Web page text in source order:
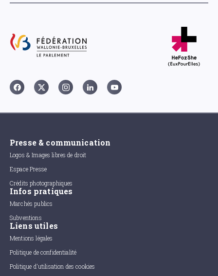
Presse & communication
Logos & Images libres de droit
Espace Presse
Crédits photographiques
Infos pratiques
Marchés publics
Subventions
Liens utiles
Mentions légales
Politique de confidentialité
Politique d'utilisation des cookies